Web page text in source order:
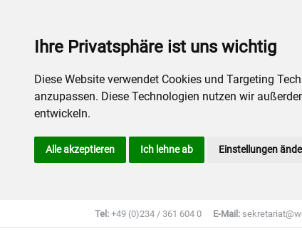
Ihre Privatsphäre ist uns wichtig
Diese Website verwendet Cookies und Targeting
anzupassen. Diese Technologien nutzen wir
entwickeln.
Alle akzeptieren Ich lehne ab Einstellungen
Tel: +49 (0)234 / 361 604 0 E-Mail: